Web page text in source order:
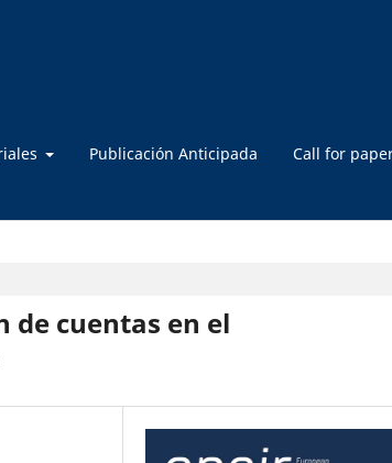
Publicación Anticipada Call for
de cuentas en el